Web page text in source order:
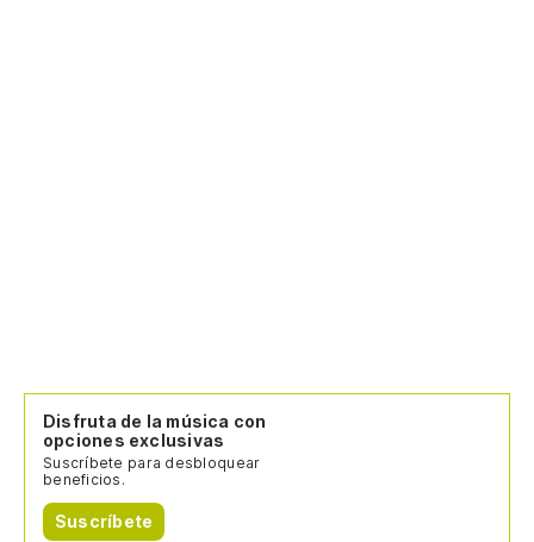
Disfruta de la música con
opciones exclusivas
Suscríbete para desbloquear
beneficios.
Suscríbete